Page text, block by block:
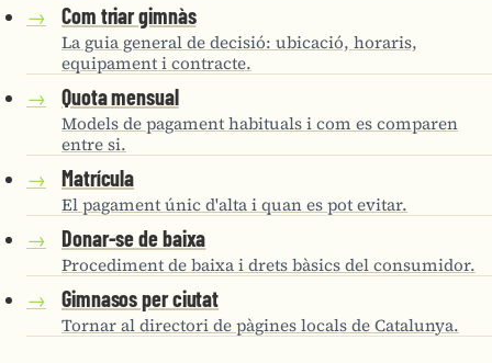
→ Com triar gimnàs
La guia general de decisió: ubicació, horaris,
equipament i contracte.
→ Quota mensual
Models de pagament habituals i com es comparen
entre si.
→ Matrícula
El pagament únic d'alta i quan es pot evitar.
→ Donar-se de baixa
Procediment de baixa i drets bàsics del consumidor.
→ Gimnasos per ciutat
Tornar al directori de pàgines locals de Catalunya.